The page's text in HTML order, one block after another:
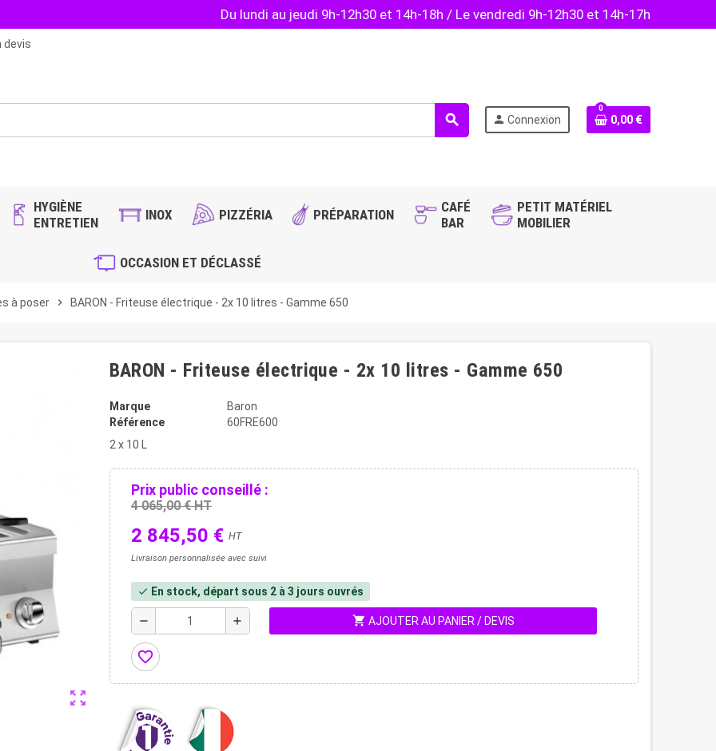
Du lundi au jeudi 9h-12h30 et 14h-18h / Le vendredi 9h-12h30 et 14h-17h
devis
search person Connexion
0
0,00 €
HYGIÈNE
ENTRETIEN
INOX PIZZÉRIA PRÉPARATION
CAFÉ
BAR
PETIT MATÉRIEL
MOBILIER
OCCASION ET DÉCLASSÉ
à poser chevron_right BARON - Friteuse électrique - 2x 10 litres - Gamme 650
zoom_out_map
BARON - Friteuse électrique - 2x 10 litres - Gamme 650
Marque
Baron
Référence
60FRE600
2 x 10 L
Prix public conseillé :
4 065,00 € HT
2 845,50 € HT
Livraison personnalisée avec suivi
check En stock, départ sous 2 à 3 jours ouvrés
remove add shopping_cart AJOUTER AU PANIER / DEVIS
favorite_border